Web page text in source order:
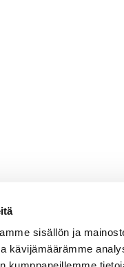
sisällön ja
kävijämäärämme